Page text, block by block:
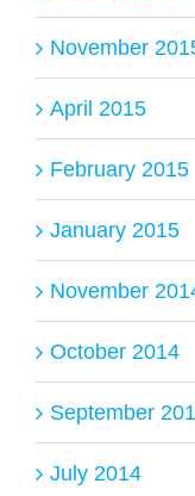
November
April 2015
February 2015
January 2015
November
October 2014
September
July 2014